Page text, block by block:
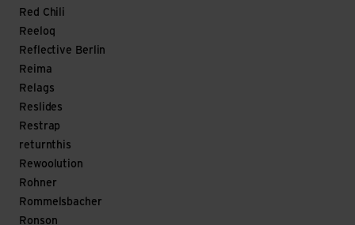
Red Chili
Reeloq
Reflective Berlin
Reima
Relags
Reslides
Restrap
returnthis
Rewoolution
Rohner
Rommelsbacher
Ronson